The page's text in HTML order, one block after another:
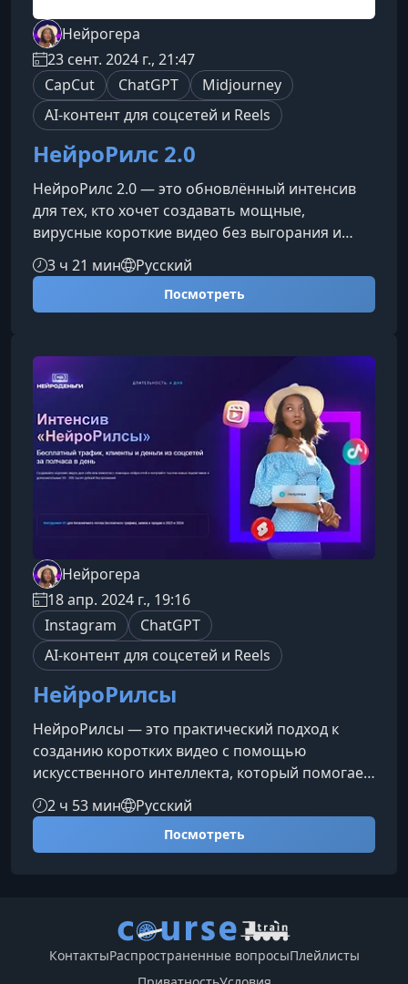
Нейрогера
23 сент. 2024 г., 21:47
CapCut
ChatGPT
Midjourney
AI-контент для соцсетей и Reels
НейроРилс 2.0
НейроРилс 2.0 — это обновлённый интенсив
для тех, кто хочет создавать мощные,
вирусные короткие видео без выгорания и
дополнительных затрат. Что такое НейроРилс
2.0 и почему это работаетИнтенсив построен
вокруг принципа максимальной
автоматизации: вы используете нейросети,
минут в день. Никаких долгих подготовок,
сложного оборудования или творческих мук —
система превращает создание видео в
простой и быст
3 ч 21 мин Русский
Посмотреть
Нейрогера
18 апр. 2024 г., 19:16
Instagram
ChatGPT
AI-контент для соцсетей и Reels
НейроРилсы
НейроРилсы — это практический подход к
созданию коротких видео с помощью
искусственного интеллекта, который помогает
получать стабильный поток бесплатного
трафика, подписчиков и клиентов, уделяя
процессу всего 30 минут в день. Курс подходит
дает вам система НейроРилсовМетодика
объединяет силу современных нейросетей и
2 ч 53 мин Русский
Посмотреть
КонтактыРаспространенные вопросыПлейлисты